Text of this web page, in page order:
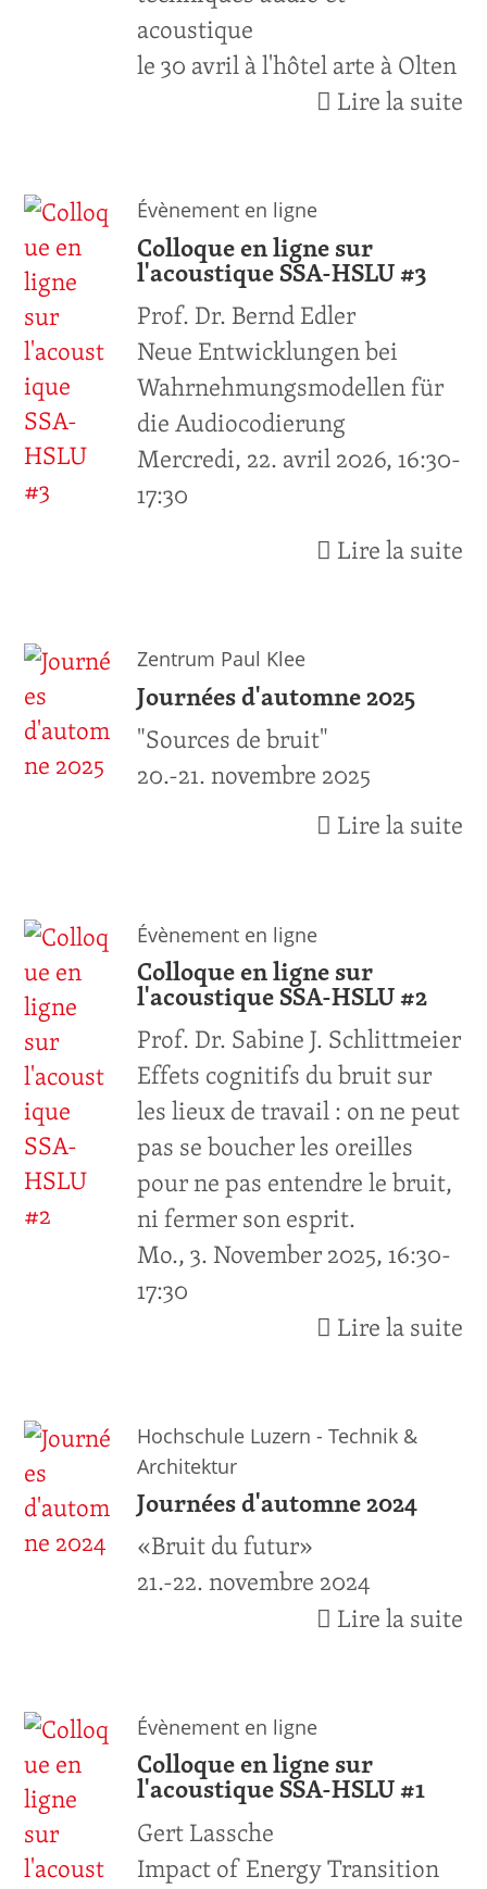
acoustique
le 30 avril à l'hôtel arte à Olten
Lire la suite
Évènement en ligne
Colloque en ligne sur
l'acoustique SSA-HSLU #3
Prof. Dr. Bernd Edler
Neue Entwicklungen bei
Wahrnehmungsmodellen für
die Audiocodierung
Mercredi, 22. avril 2026, 16:30-
17:30
Lire la suite
Zentrum Paul Klee
Journées d'automne 2025
"Sources de bruit"
20.-21. novembre 2025
Lire la suite
Évènement en ligne
Colloque en ligne sur
l'acoustique SSA-HSLU #2
Prof. Dr. Sabine J. Schlittmeier
Effets cognitifs du bruit sur
les lieux de travail : on ne peut
pas se boucher les oreilles
pour ne pas entendre le bruit,
ni fermer son esprit.
Mo., 3. November 2025, 16:30-
17:30
Lire la suite
Hochschule Luzern - Technik &
Architektur
Journées d'automne 2024
«Bruit du futur»
21.-22. novembre 2024
Lire la suite
Évènement en ligne
Colloque en ligne sur
l'acoustique SSA-HSLU #1
Gert Lassche
Impact of Energy Transition